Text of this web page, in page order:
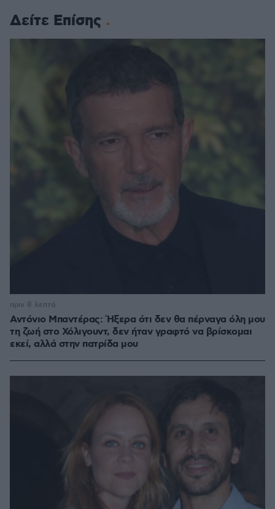
Δείτε Επίσης
Αντόνιο Μπαντέρας: Ήξερα ότι δεν θα πέρναγα όλη μου
τη ζωή στο Χόλιγουντ, δεν ήταν γραφτό να βρίσκομαι
εκεί, αλλά στην πατρίδα μου
πριν 8 λεπτά